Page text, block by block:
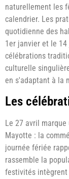
naturellement les
calendrier. Les
quotidienne des
1er janvier et le
célébrations
culturelle
en s'adaptant à la
Les
Le 27 avril
Mayotte : la
journée fériée
rassemble la
festivités intègrent